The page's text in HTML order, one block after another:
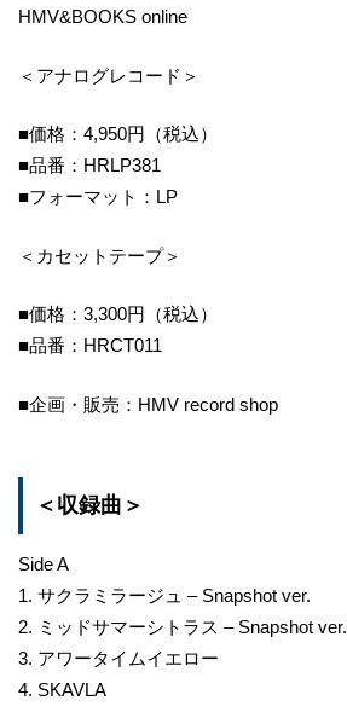
HMV&BOOKS online
＜アナログレコード＞
■価格：4,950円（税込）
■品番：HRLP381
■フォーマット：LP
＜カセットテープ＞
■価格：3,300円（税込）
■品番：HRCT011
■企画・販売：HMV record shop
＜収録曲＞
Side A
1. サクラミラージュ – Snapshot ver.
2. ミッドサマーシトラス – Snapshot ver.
3. アワータイムイエロー
4. SKAVLA